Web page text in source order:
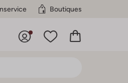
Boutiques